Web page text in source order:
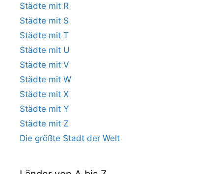
Städte mit R
Städte mit S
Städte mit T
Städte mit U
Städte mit V
Städte mit W
Städte mit X
Städte mit Y
Städte mit Z
Die größte Stadt der Welt